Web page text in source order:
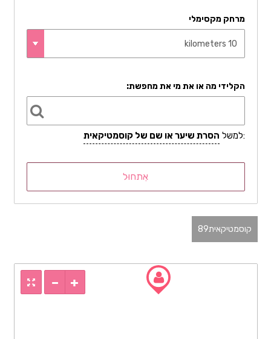
מרחק מקסימלי
הקלידי מה או את מי את מחפשת:
:למשל הסרת שיער או שם של קוסמטיקאית
קוסמטיקאית89